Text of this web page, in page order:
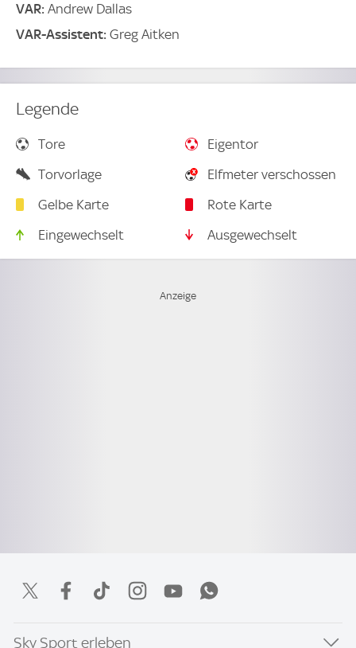
VAR: Andrew Dallas
VAR-Assistent: Greg Aitken
Legende
Tore
Eigentor
Torvorlage
Elfmeter verschossen
Gelbe Karte
Rote Karte
Eingewechselt
Ausgewechselt
Sky Sport erleben